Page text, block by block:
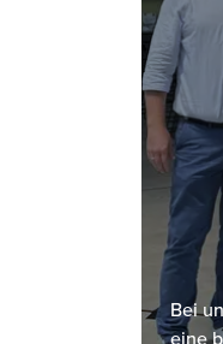
Bei
eine